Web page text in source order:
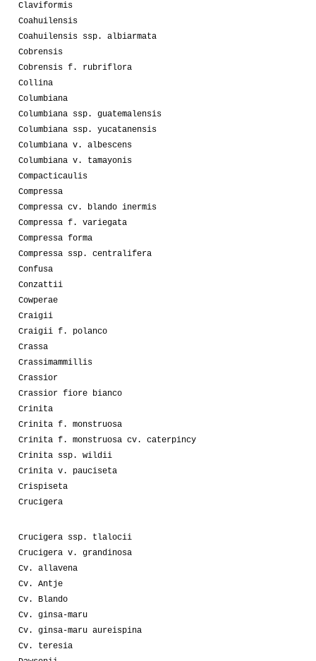
Claviformis
Coahuilensis
Coahuilensis ssp. albiarmata
Cobrensis
Cobrensis f. rubriflora
Collina
Columbiana
Columbiana ssp. guatemalensis
Columbiana ssp. yucatanensis
Columbiana v. albescens
Columbiana v. tamayonis
Compacticaulis
Compressa
Compressa cv. blando inermis
Compressa f. variegata
Compressa forma
Compressa ssp. centralifera
Confusa
Conzattii
Cowperae
Craigii
Craigii f. polanco
Crassa
Crassimammillis
Crassior
Crassior fiore bianco
Crinita
Crinita f. monstruosa
Crinita f. monstruosa cv. caterpincy
Crinita ssp. wildii
Crinita v. pauciseta
Crispiseta
Crucigera
Crucigera ssp. tlalocii
Crucigera v. grandinosa
Cv. allavena
Cv. Antje
Cv. Blando
Cv. ginsa-maru
Cv. ginsa-maru aureispina
Cv. teresia